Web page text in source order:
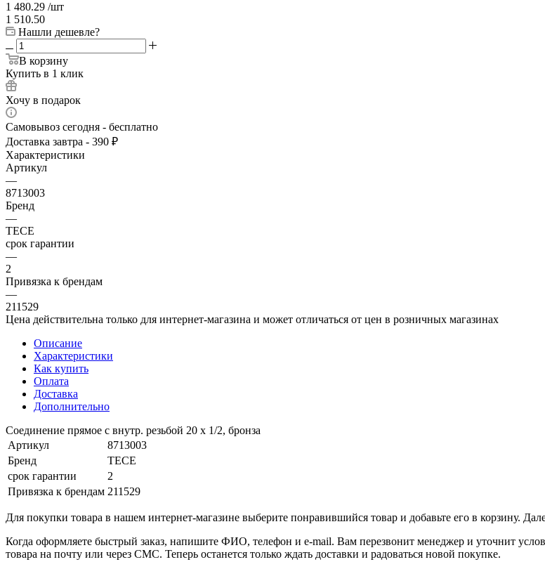
1 480.29 /шт
1 510.50
Нашли дешевле?
В корзину
Купить в 1 клик
Хочу в подарок
Самовывоз сегодня - бесплатно
Доставка завтра - 390 ₽
Характеристики
Артикул
—
8713003
Бренд
—
TECE
срок гарантии
—
2
Привязка к брендам
—
211529
Цена действительна только для интернет-магазина и может отличаться от цен в розничных магазинах
Описание
Характеристики
Как купить
Оплата
Доставка
Дополнительно
Соединение прямое с внутр. резьбой 20 х 1/2, бронза
Артикул
8713003
Бренд
TECE
срок гарантии
2
Привязка к брендам 211529
Для покупки товара в нашем интернет-магазине выберите понравившийся товар и добавьте его в корзину.
Когда оформляете быстрый заказ, напишите ФИО, телефон и e-mail. Вам перезвонит менеджер и уточнит
товара на почту или через СМС. Теперь останется только ждать доставки и радоваться новой покупке.